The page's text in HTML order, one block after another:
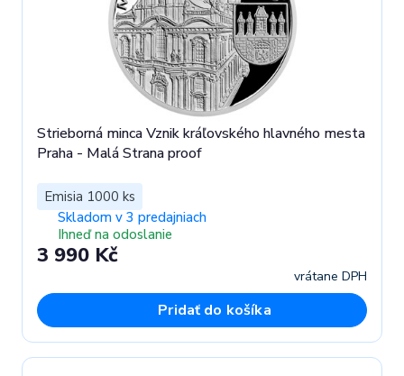
Strieborná minca Vznik kráľovského hlavného mesta
Praha - Malá Strana proof
Emisia 1000 ks
Skladom v 3 predajniach
Ihneď na odoslanie
3 990 Kč
vrátane DPH
Pridať do košíka